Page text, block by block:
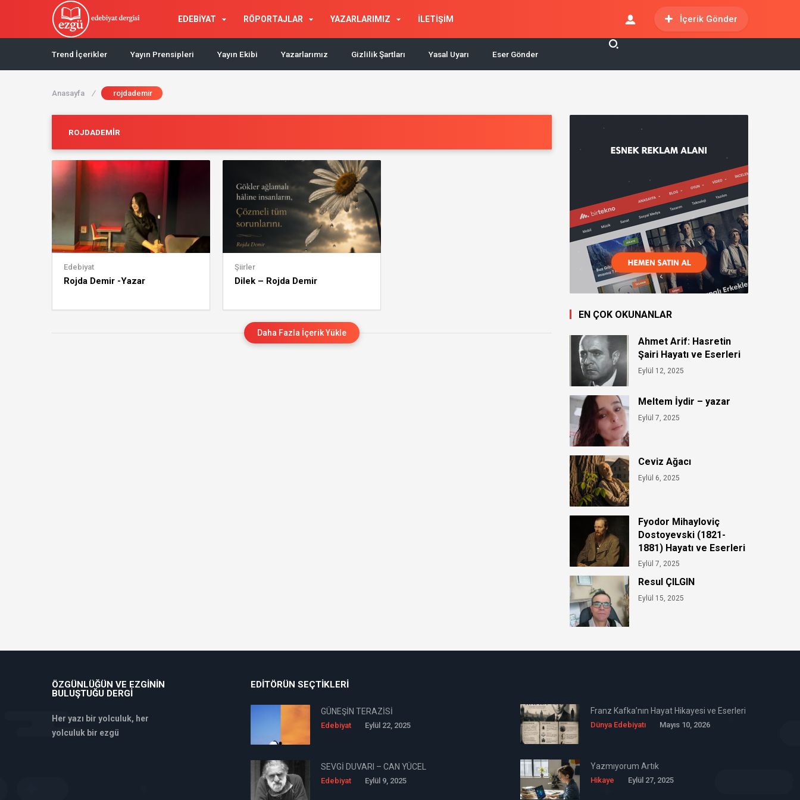
EDEBİYAT RÖPORTAJLAR YAZARLARIMIZ İLETİŞİM İçerik Gönder
Trend İçerikler Yayın Prensipleri Yayın Ekibi Yazarlarımız Gizlilik Şartları Yasal Uyarı Eser Gönder
Anasayfa / rojdademir
ROJDADEMIR
Edebiyat
Rojda Demir -Yazar
Şiirler
Dilek – Rojda Demir
Daha Fazla İçerik Yükle
EN ÇOK OKUNANLAR
Ahmet Arif: Hasretin
Şairi Hayatı ve Eserleri
Eylül 12, 2025
Meltem İydir – yazar
Eylül 7, 2025
Ceviz Ağacı
Eylül 6, 2025
Fyodor Mihayloviç
Dostoyevski (1821-
1881) Hayatı ve Eserleri
Eylül 7, 2025
Resul ÇILGIN
Eylül 15, 2025
ÖZGÜNLÜĞÜN VE EZGININ
BULUŞTUĞU DERGI
Her yazı bir yolculuk, her
yolculuk bir ezgü
EDITÖRÜN SEÇTIKLERI
GÜNEŞİN TERAZİSİ
Edebiyat Eylül 22, 2025
Franz Kafka’nın Hayat Hikayesi ve Eserleri
Dünya Edebiyatı Mayıs 10, 2026
SEVGİ DUVARI – CAN YÜCEL
Edebiyat Eylül 9, 2025
Yazmıyorum Artık
Hikaye Eylül 27, 2025